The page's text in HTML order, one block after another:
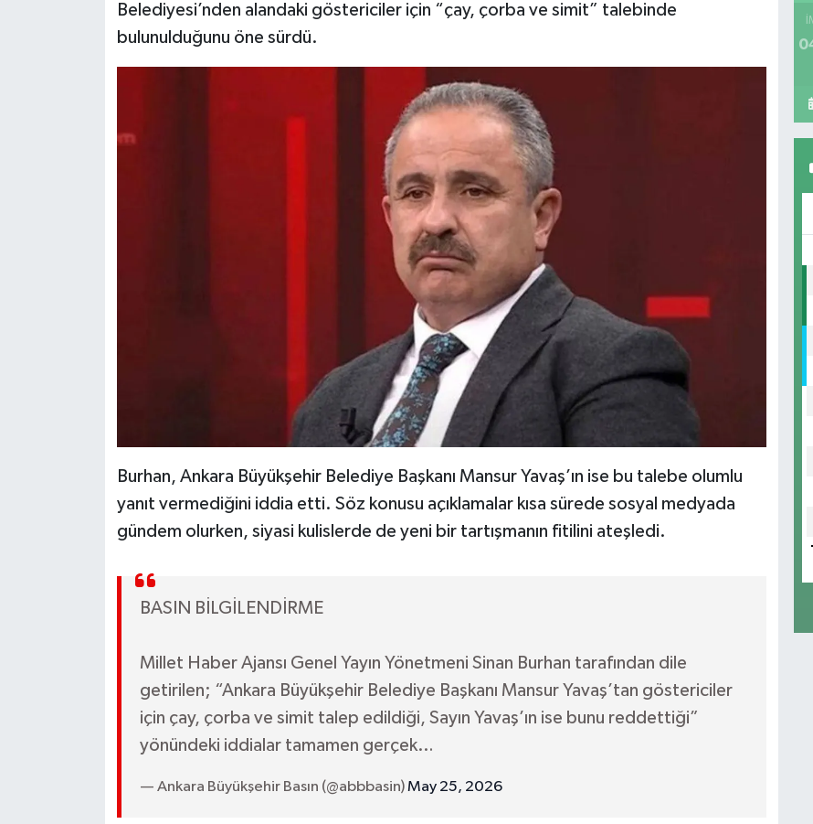
Belediyesi’nden alandaki göstericiler için “çay, çorba ve simit” talebinde
bulunulduğunu öne sürdü.
Burhan, Ankara Büyükşehir Belediye Başkanı Mansur Yavaş’ın ise bu talebe olumlu
yanıt vermediğini iddia etti. Söz konusu açıklamalar kısa sürede sosyal medyada
gündem olurken, siyasi kulislerde de yeni bir tartışmanın fitilini ateşledi.
BASIN BİLGİLENDİRME
Millet Haber Ajansı Genel Yayın Yönetmeni Sinan Burhan tarafından dile
getirilen; “Ankara Büyükşehir Belediye Başkanı Mansur Yavaş’tan göstericiler
için çay, çorba ve simit talep edildiği, Sayın Yavaş’ın ise bunu reddettiği”
yönündeki iddialar tamamen gerçek…
— Ankara Büyükşehir Basın (@abbbasin)May 25, 2026